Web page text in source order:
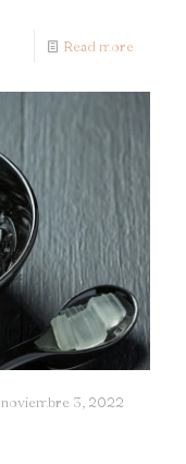
Read more
noviembre 3, 2022